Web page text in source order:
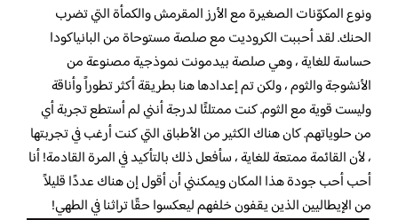
ونوع المكوّنات الصغيرة مع الأرز المقرمش والكمأة التي تضرب
الحنك. لقد أحببت الكروديت مع صلصة مستوحاة من البانياكودا
حساسة للغاية ، وهي صلصة بيدمونت نموذجية مصنوعة من
الأنشوجة والثوم ، ولكن تم إعدادها هنا بطريقة أكثر تطوراً وأناقة
وليست قوية مع الثوم. كنت ممتلئًا لدرجة أنني لم أستطع تجربة أي
من حلوياتهم. كان هناك الكثير من الأطباق التي كنت أرغب في تجربتها
، لأن القائمة ممتعة للغاية ، سأفعل ذلك بالتأكيد في المرة القادمة! أنا
أحب أحب جودة هذا المكان ويمكنني أن أقول إن هناك عددًا قليلاً
من الإيطاليين الذين يقفون خلفهم ليعكسوا حقًا تراثنا في الطهي!